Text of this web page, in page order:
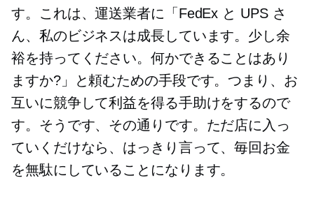
す。これは、運送業者に「FedEx と UPS さ
ん、私のビジネスは成長しています。少し余
裕を持ってください。何かできることはあり
ますか?」と頼むための手段です。つまり、お
互いに競争して利益を得る手助けをするので
す。そうです、その通りです。ただ店に入っ
ていくだけなら、はっきり言って、毎回お金
を無駄にしていることになります。